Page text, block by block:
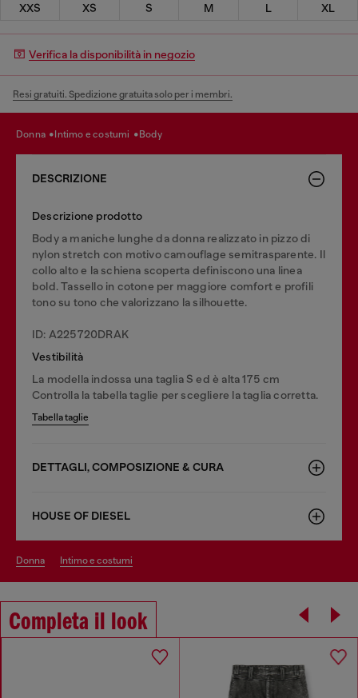
XXS XS S M L XL
Verifica la disponibilità in negozio
Resi gratuiti. Spedizione gratuita solo per i membri.
donna intimo e costumi body
DESCRIZIONE
Descrizione prodotto
Body a maniche lunghe da donna realizzato in pizzo di
nylon stretch con motivo camouflage semitrasparente. Il
collo alto e la schiena scoperta definiscono una linea
bold. Tassello in cotone per maggiore comfort e profili
tono su tono che valorizzano la silhouette.
ID: A225720DRAK
Vestibilità
La modella indossa una taglia S ed è alta 175 cm
Controlla la tabella taglie per scegliere la taglia corretta.
Tabella taglie
DETTAGLI, COMPOSIZIONE & CURA
HOUSE OF DIESEL
donna intimo e costumi
Completa il look